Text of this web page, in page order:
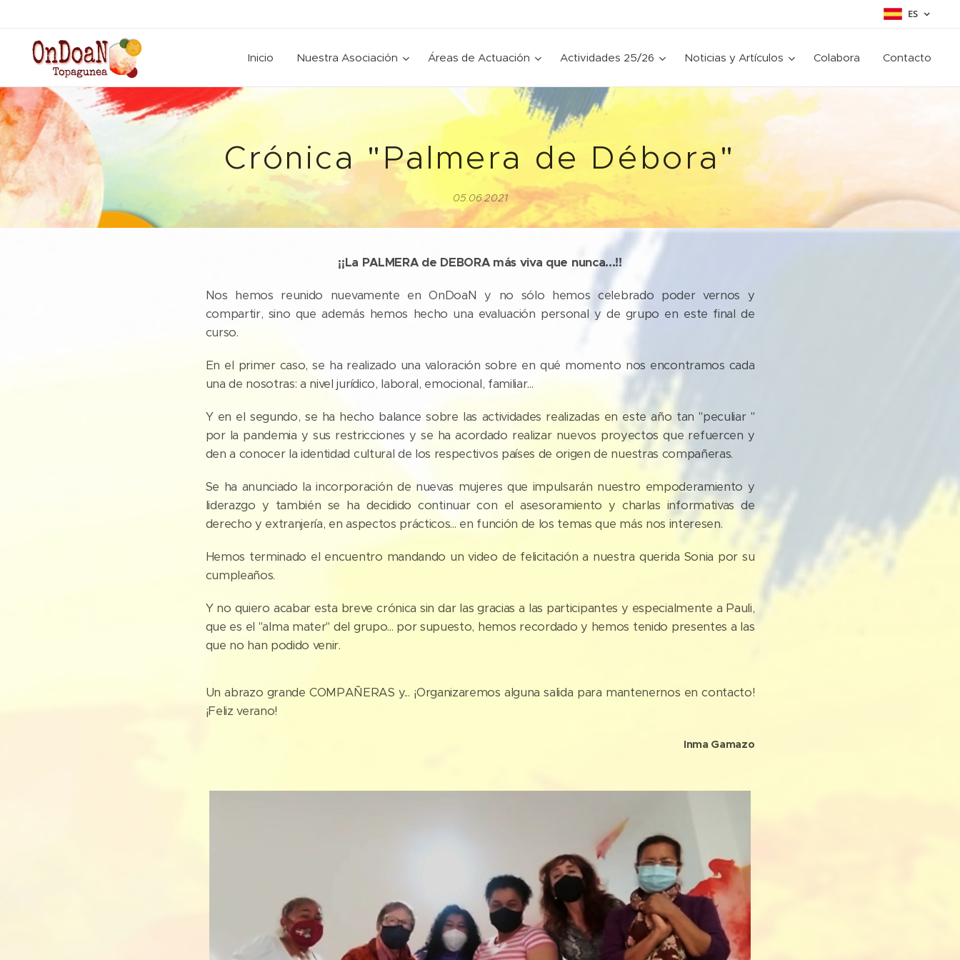
ES
Inicio Nuestra Asociación Áreas de Actuación Actividades 25/26 Noticias y Artículos Colabora Contacto
Crónica "Palmera de Débora"
05.06.2021
¡¡La PALMERA de DEBORA más viva que nunca...!!
Nos hemos reunido nuevamente en OnDoaN y no sólo hemos celebrado poder vernos y
compartir, sino que además hemos hecho una evaluación personal y de grupo en este final de
curso.
En el primer caso, se ha realizado una valoración sobre en qué momento nos encontramos cada
una de nosotras: a nivel jurídico, laboral, emocional, familiar...
Y en el segundo, se ha hecho balance sobre las actividades realizadas en este año tan "peculiar "
por la pandemia y sus restricciones y se ha acordado realizar nuevos proyectos que refuercen y
den a conocer la identidad cultural de los respectivos países de origen de nuestras compañeras.
Se ha anunciado la incorporación de nuevas mujeres que impulsarán nuestro empoderamiento y
liderazgo y también se ha decidido continuar con el asesoramiento y charlas informativas de
derecho y extranjería, en aspectos prácticos... en función de los temas que más nos interesen.
Hemos terminado el encuentro mandando un video de felicitación a nuestra querida Sonia por su
cumpleaños.
Y no quiero acabar esta breve crónica sin dar las gracias a las participantes y especialmente a Pauli,
que es el "alma mater" del grupo... por supuesto, hemos recordado y hemos tenido presentes a las
que no han podido venir.
Un abrazo grande COMPAÑERAS y... ¡Organizaremos alguna salida para mantenernos en contacto!
¡Feliz verano!
Inma Gamazo